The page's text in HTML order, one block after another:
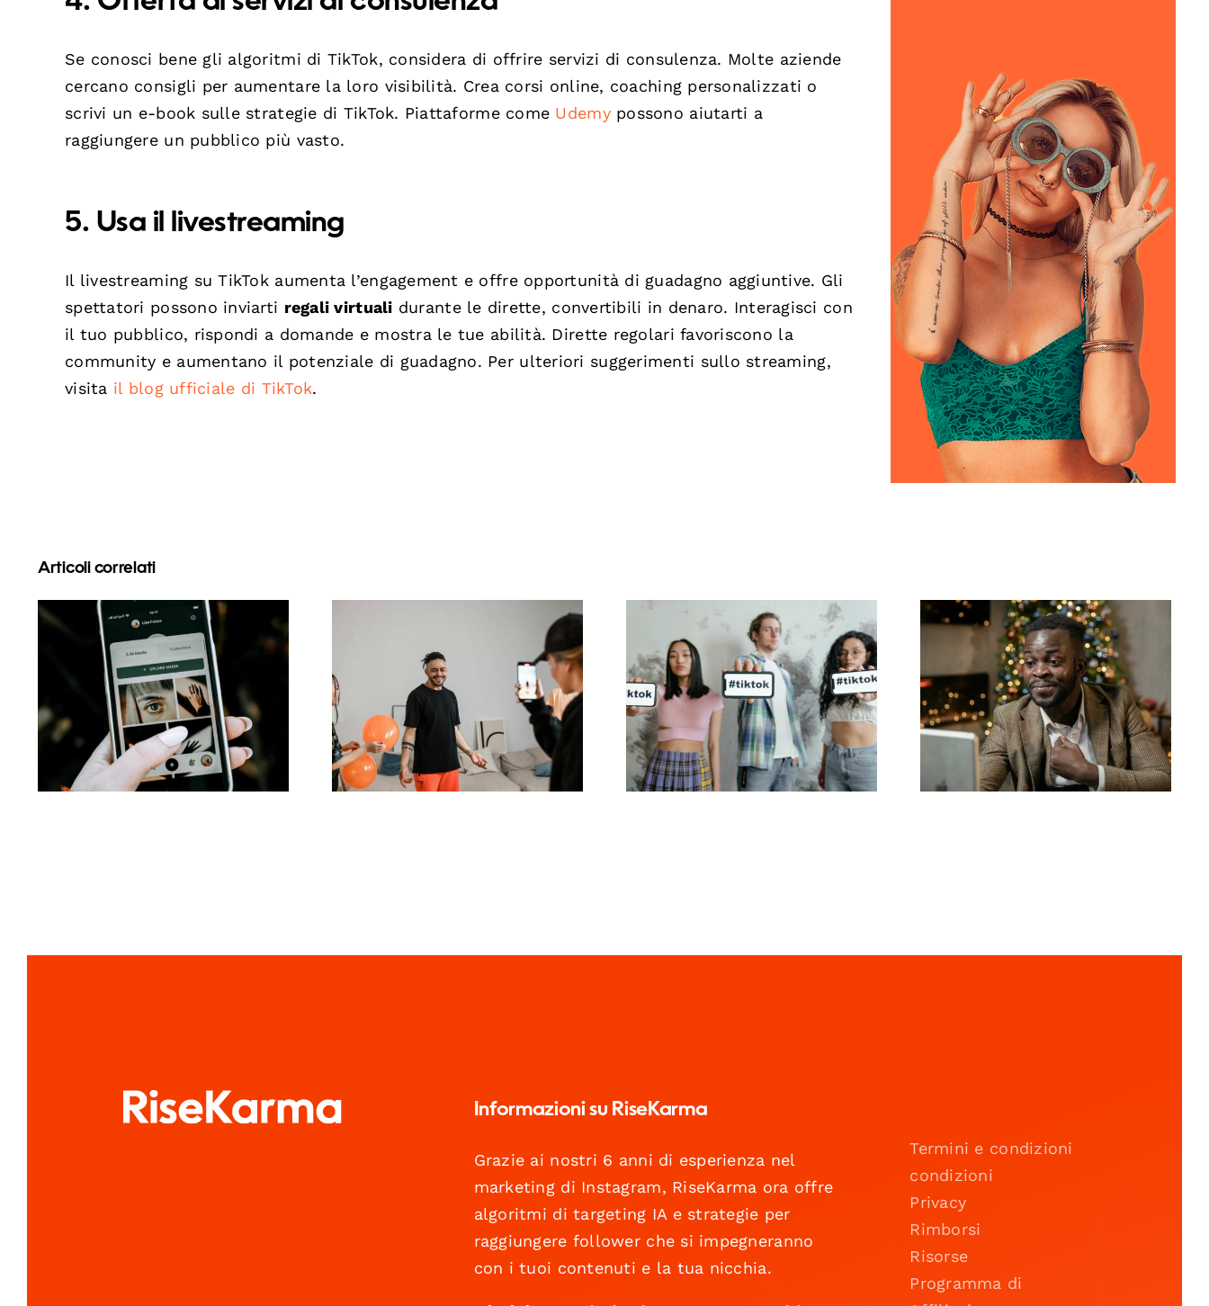
Se conosci bene gli algoritmi di TikTok, considera di offrire servizi di consulenza. Molte aziende
cercano consigli per aumentare la loro visibilità. Crea corsi online, coaching personalizzati o
scrivi un e-book sulle strategie di TikTok. Piattaforme come Udemypossono aiutarti a
raggiungere un pubblico più vasto.
5. Usa il livestreaming
Il livestreaming su TikTok aumenta l’engagement e offre opportunità di guadagno aggiuntive. Gli
spettatori possono inviarti regali virtuali durante le dirette, convertibili in denaro. Interagisci con
il tuo pubblico, rispondi a domande e mostra le tue abilità. Dirette regolari favoriscono la
community e aumentano il potenziale di guadagno. Per ulteriori suggerimenti sullo streaming,
visita il blog ufficiale di TikTok.
Articoli correlati
Migliori pratiche per
l’uso dei filtri in realtà
aumentata sui social
media
Le 21 domande più
cercate sulle reti
sociali
Migliori app di editing
video per creare
capolavori su TikTok
Come nascondere i
follower su LinkedIn
per proteggere la
privacy
Informazioni su RiseKarma
Grazie ai nostri 6 anni di esperienza nel
marketing di Instagram, RiseKarma ora offre
algoritmi di targeting IA e strategie per
raggiungere follower che si impegneranno
con i tuoi contenuti e la tua nicchia.
Termini e condizioni
condizioni
Privacy
Rimborsi
Risorse
Programma di